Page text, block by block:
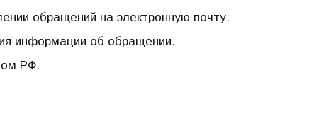
обращений на электронную почту.
информации об обращении.
РФ.